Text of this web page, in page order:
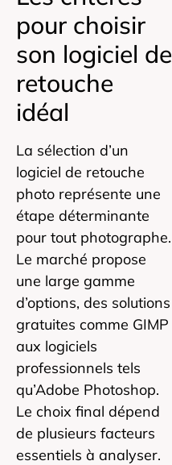
pour choisir
son logiciel de
retouche
idéal
La sélection d’un
logiciel de retouche
photo représente une
étape déterminante
pour tout photographe.
Le marché propose
une large gamme
d’options, des solutions
gratuites comme GIMP
aux logiciels
professionnels tels
qu’Adobe Photoshop.
Le choix final dépend
de plusieurs facteurs
essentiels à analyser.